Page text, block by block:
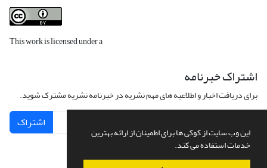
این وب سایت از کوکی ها برای اطمینان از ارائه بهترین
خدمات استفاده می کند.
This work is licensed under a
اشتراک خبرنامه
برای دریافت اخبار و اطلاعیه های مهم نشریه در خبرنامه نشریه مشترک شوید.
اشتراک